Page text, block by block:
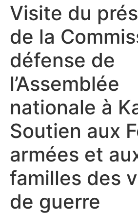
Visite du
de la
défense de
l’Assemblée
nationale à
Soutien aux
armées et
familles des
de guerre